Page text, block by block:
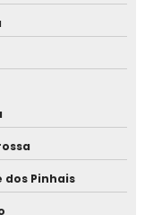
dos Pinhais